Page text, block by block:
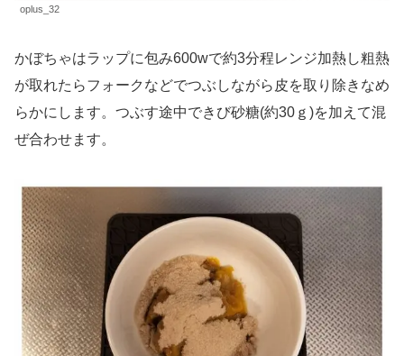
oplus_32
かぼちゃはラップに包み600wで約3分程レンジ加熱し粗熱
が取れたらフォークなどでつぶしながら皮を取り除きなめ
らかにします。つぶす途中できび砂糖(約30ｇ)を加えて混
ぜ合わせます。